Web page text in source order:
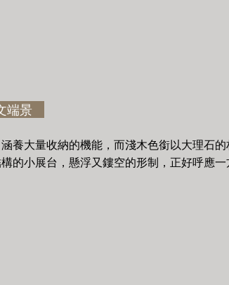
端景
養大量收納的機能，而淺木色銜以大理石
的小展台，懸浮又鏤空的形制，正好呼應